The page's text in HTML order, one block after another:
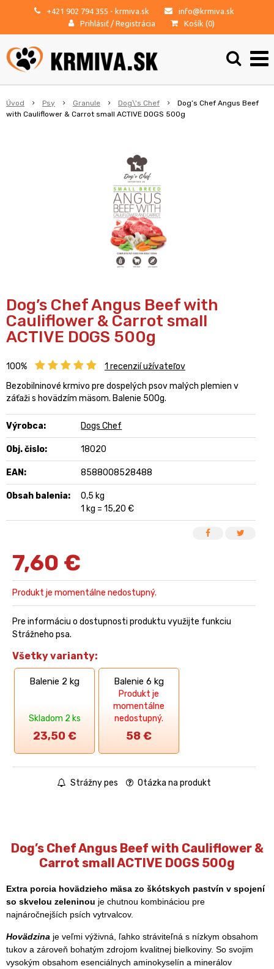
+421 902 794 355 - krmiva.sk
info@krmiva.sk
Prihlásiť / Registrácia Košík (0)
Úvod Psy Granule Dog\'s Chef
Dog’s Chef Angus Beef
with Cauliflower & Carrot small ACTIVE DOGS 500g
Dog’s Chef Angus Beef with
Cauliflower & Carrot small
ACTIVE DOGS 500g
100% 1 recenzií užívateľov
Bezobilninové krmivo pre dospelých psov malých plemien v
záťaži s hovädzím mäsom. Balenie 500g.
Výrobca: Dogs Chef
Obj. čislo: 18020
EAN: 8588008528488
Obsah balenia:
0,5 kg
1 kg = 15,20 €
7,60 €
Produkt je momentálne nedostupný.
Pre informáciu o dostupnosti produktu využijte funkciu
Strážneho psa.
Všetky varianty:
Balenie 2 kg
Skladom 2 ks
23,50 €
Balenie 6 kg
Produkt je
momentálne
nedostupný.
58€
Strážny pes Otázka na produkt
Dog’s Chef Angus Beef with Cauliflower &
Carrot small ACTIVE DOGS 500g
Extra porcia hovädzieho mäsa zo škótskych pastvín v spojení
so skvelou zeleninou je chutnou kombináciou pre
najnáročnejších psích vytrvalcov.
Hovädzina je veľmi výživná, ľahko stráviteľná s nízkym obsahom
tukov a zároveň bohatým zdrojom kvalitnej bielkoviny. So svojim
vysokým obsahom esenciálnych aminokyselín a minerálov